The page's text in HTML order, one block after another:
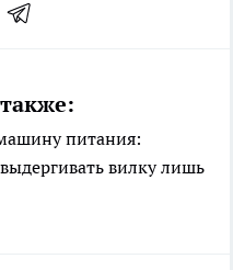
питания:
вилку лишь